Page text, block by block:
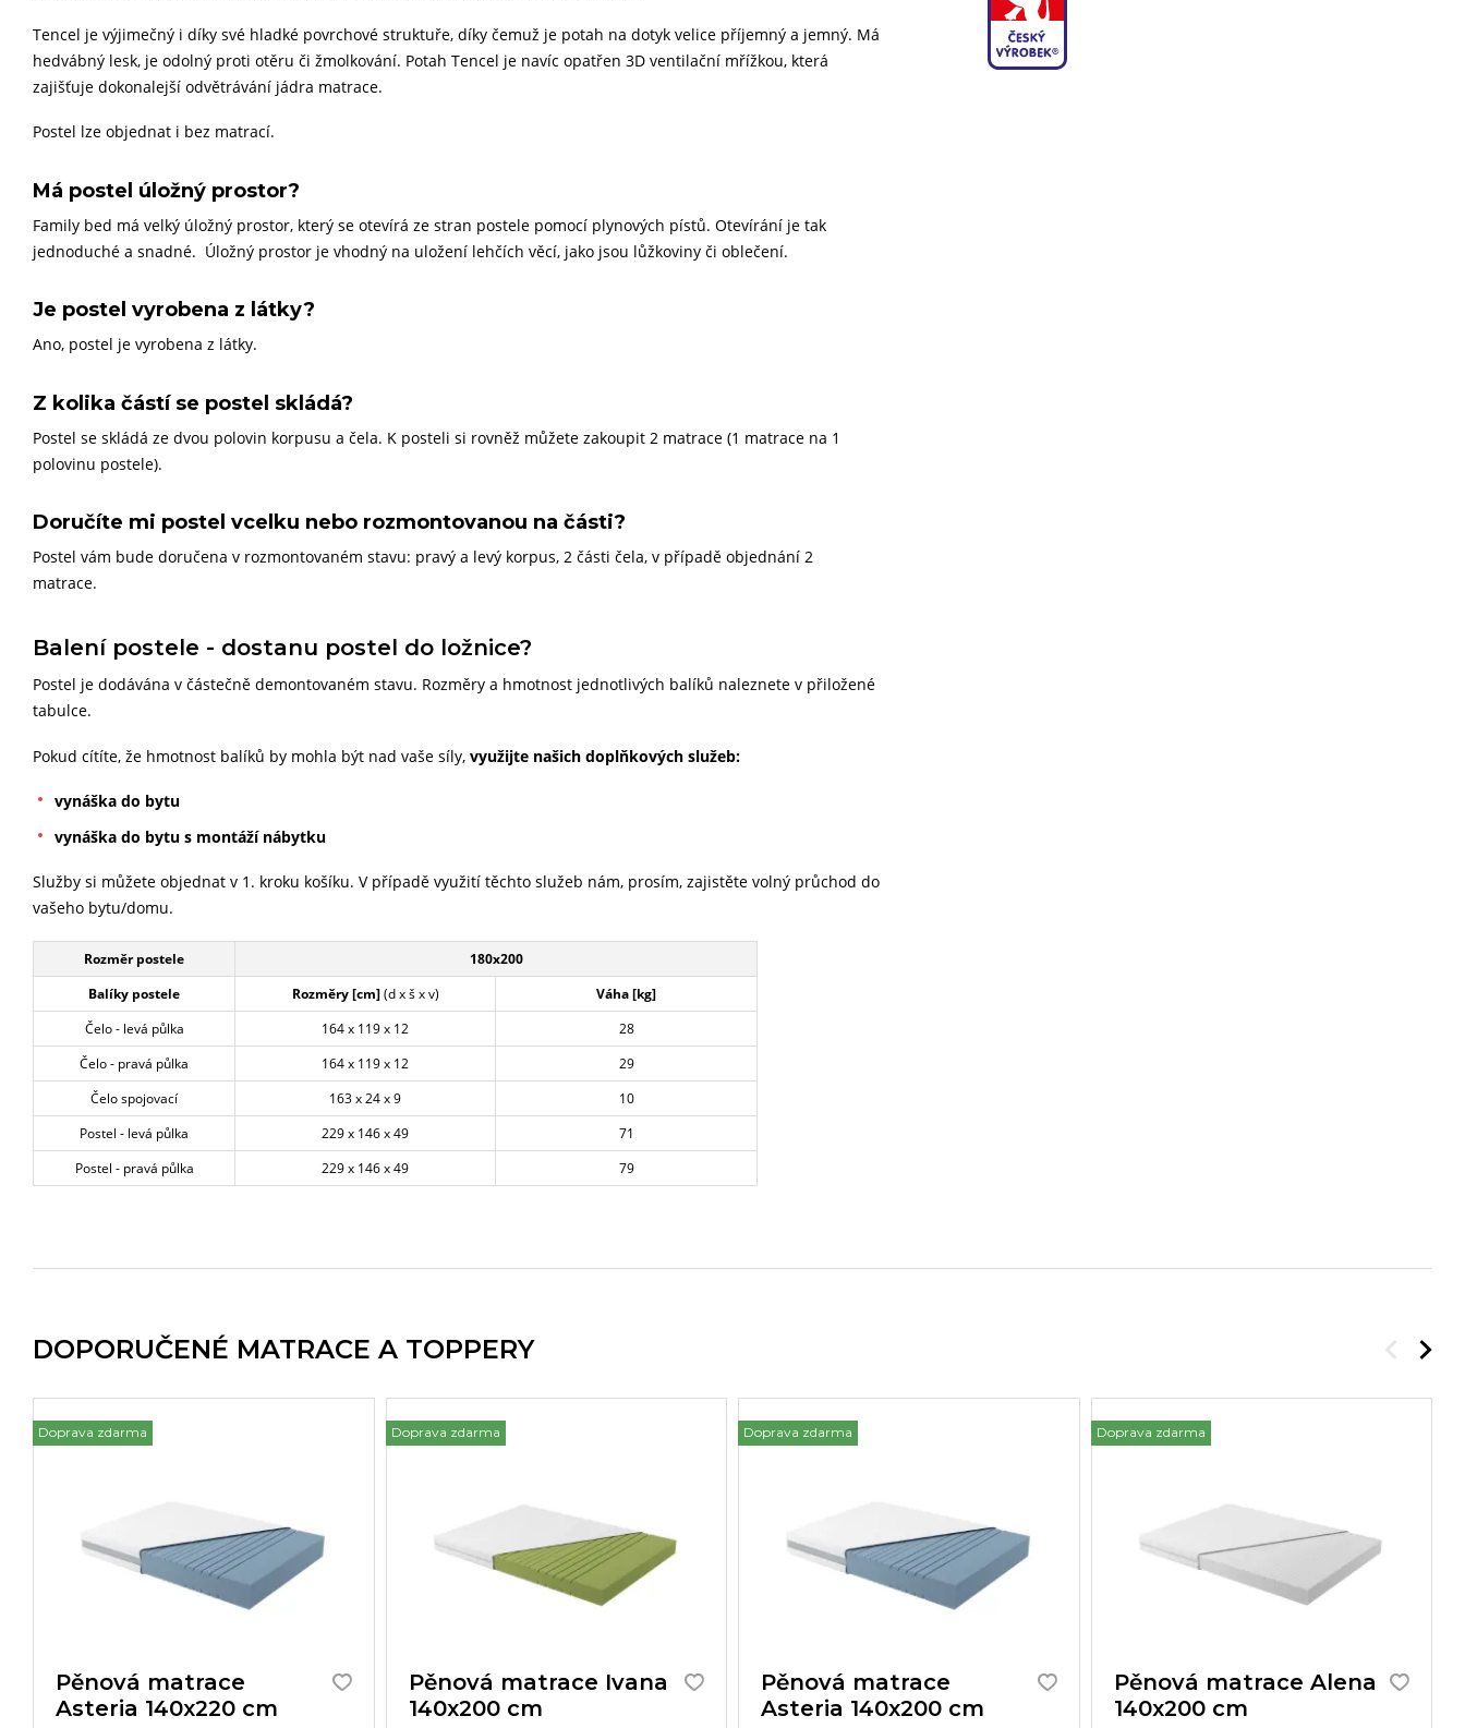
Tencel je výjimečný i díky své hladké povrchové struktuře, díky čemuž je potah na dotyk velice příjemný a jemný. Má
hedvábný lesk, je odolný proti otěru či žmolkování. Potah Tencel je navíc opatřen 3D ventilační mřížkou, která
zajišťuje dokonalejší odvětrávání jádra matrace.
Postel lze objednat i bez matrací.
Má postel úložný prostor?
Family bed má velký úložný prostor, který se otevírá ze stran postele pomocí plynových pístů. Otevírání je tak
jednoduché a snadné. Úložný prostor je vhodný na uložení lehčích věcí, jako jsou lůžkoviny či oblečení.
Je postel vyrobena z látky?
Ano, postel je vyrobena z látky.
Z kolika částí se postel skládá?
Postel se skládá ze dvou polovin korpusu a čela. K posteli si rovněž můžete zakoupit 2 matrace (1 matrace na 1
polovinu postele).
Doručíte mi postel vcelku nebo rozmontovanou na části?
Postel vám bude doručena v rozmontovaném stavu: pravý a levý korpus, 2 části čela, v případě objednání 2
matrace.
Balení postele - dostanu postel do ložnice?
Postel je dodávána v částečně demontovaném stavu. Rozměry a hmotnost jednotlivých balíků naleznete v přiložené
tabulce.
Pokud cítíte, že hmotnost balíků by mohla být nad vaše síly, využijte našich doplňkových služeb:
vynáška do bytu
vynáška do bytu s montáží nábytku
Služby si můžete objednat v 1. kroku košíku. V případě využití těchto služeb nám, prosím, zajistěte volný průchod do
vašeho bytu/domu.
Rozměr postele
180x200
Balíky postele
Rozměry [cm](d x š x v)
Váha [kg]
Čelo - levá půlka
164 x 119 x 12
28
Čelo - pravá půlka
164 x 119 x 12
29
Čelo spojovací
163 x 24 x 9
10
Postel - levá půlka
229 x 146 x 49
71
Postel - pravá půlka
229 x 146 x 49 79
DOPORUČENÉ MATRACE A TOPPERY
Doprava zdarma
Pěnová matrace
Asteria 140x220 cm
Doprava zdarma
Pěnová matrace Ivana
140x200 cm
Doprava zdarma
Pěnová matrace
Asteria 140x200 cm
Doprava zdarma
Pěnová matrace Alena
140x200 cm